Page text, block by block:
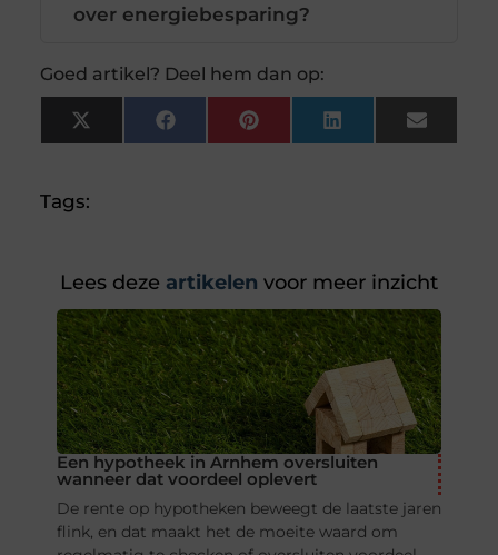
over energiebesparing?
Goed artikel? Deel hem dan op:
X
(Twitter)
FacebookPinterestLinkedInEmail
Tags:
Lees deze artikelen voor meer inzicht
Een hypotheek in Arnhem oversluiten
wanneer dat voordeel oplevert
De rente op hypotheken beweegt de laatste jaren
flink, en dat maakt het de moeite waard om